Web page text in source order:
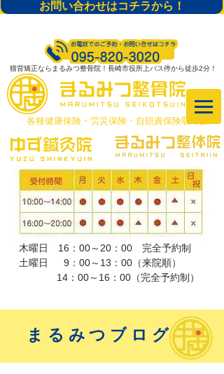
お問い合わせはコチラから！
猫背矯正ならまるみつ整骨院！長崎市役所上バス停から徒歩2分！
​各種健康保険・労災保険・自賠責保険取り扱い
木曜日 16：00～20：00 完全予約制
土曜日 9：00～13：00（来院順）
​ 14：00～16：00（完全予約制）
まるみつブログ